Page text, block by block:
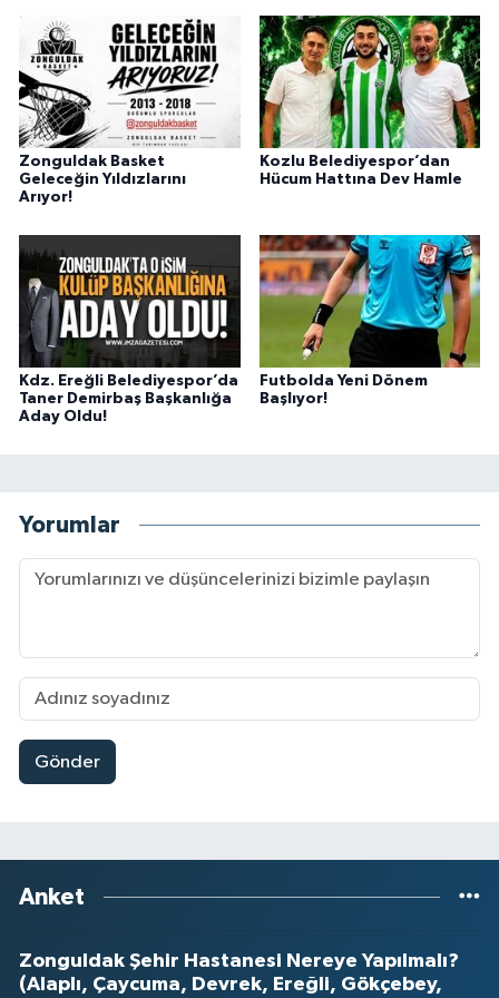
Zonguldak Basket
Geleceğin Yıldızlarını
Arıyor!
Kozlu Belediyespor’dan
Hücum Hattına Dev Hamle
Kdz. Ereğli Belediyespor’da
Taner Demirbaş Başkanlığa
Aday Oldu!
Futbolda Yeni Dönem
Başlıyor!
Yorumlar
Gönder
Anket
Zonguldak Şehir Hastanesi Nereye Yapılmalı?
(Alaplı, Çaycuma, Devrek, Ereğli, Gökçebey,